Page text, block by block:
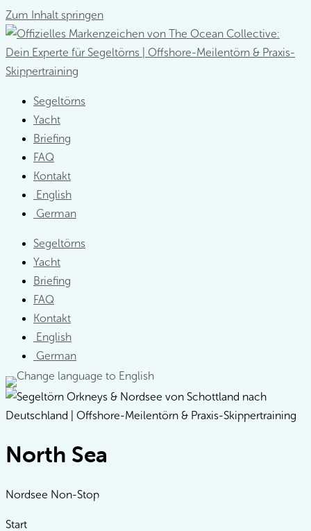
Zum Inhalt springen
Segeltörns
Yacht
Briefing
FAQ
Kontakt
English
German
Segeltörns
Yacht
Briefing
FAQ
Kontakt
English
German
North Sea
Nordsee Non-Stop
Start